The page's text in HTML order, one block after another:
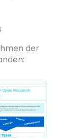
der